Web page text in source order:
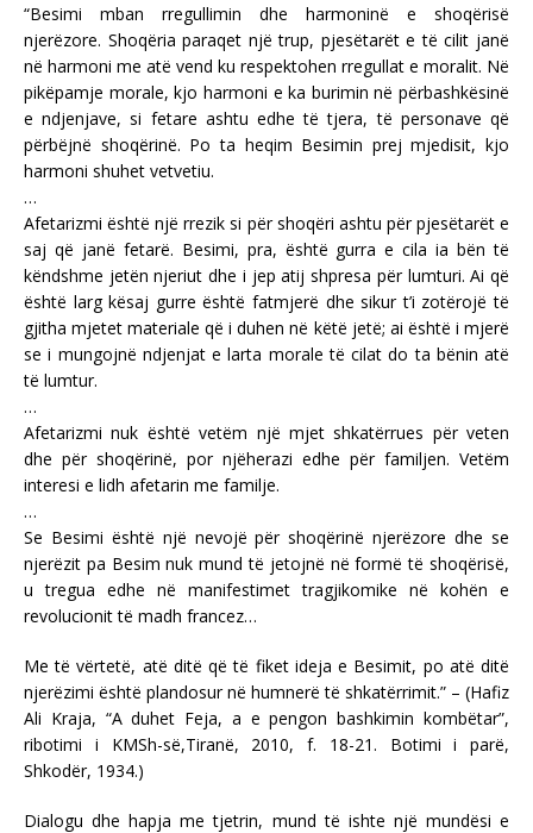
“Besimi mban rregullimin dhe harmoninë e shoqërisë
njerëzore. Shoqëria paraqet një trup, pjesëtarët e të cilit janë
në harmoni me atë vend ku respektohen rregullat e moralit. Në
pikëpamje morale, kjo harmoni e ka burimin në përbashkësinë
e ndjenjave, si fetare ashtu edhe të tjera, të personave që
përbëjnë shoqërinë. Po ta heqim Besimin prej mjedisit, kjo
harmoni shuhet vetvetiu.
…
Afetarizmi është një rrezik si për shoqëri ashtu për pjesëtarët e
saj që janë fetarë. Besimi, pra, është gurra e cila ia bën të
këndshme jetën njeriut dhe i jep atij shpresa për lumturi. Ai që
është larg kësaj gurre është fatmjerë dhe sikur t’i zotërojë të
gjitha mjetet materiale që i duhen në këtë jetë; ai është i mjerë
se i mungojnë ndjenjat e larta morale të cilat do ta bënin atë
të lumtur.
…
Afetarizmi nuk është vetëm një mjet shkatërrues për veten
dhe për shoqërinë, por njëherazi edhe për familjen. Vetëm
interesi e lidh afetarin me familje.
…
Se Besimi është një nevojë për shoqërinë njerëzore dhe se
njerëzit pa Besim nuk mund të jetojnë në formë të shoqërisë,
u tregua edhe në manifestimet tragjikomike në kohën e
revolucionit të madh francez…
Me të vërtetë, atë ditë që të fiket ideja e Besimit, po atë ditë
njerëzimi është plandosur në humnerë të shkatërrimit.” – (Hafiz
Ali Kraja, “A duhet Feja, a e pengon bashkimin kombëtar”,
ribotimi i KMSh-së,Tiranë, 2010, f. 18-21. Botimi i parë,
Shkodër, 1934.)
Dialogu dhe hapja me tjetrin, mund të ishte një mundësi e